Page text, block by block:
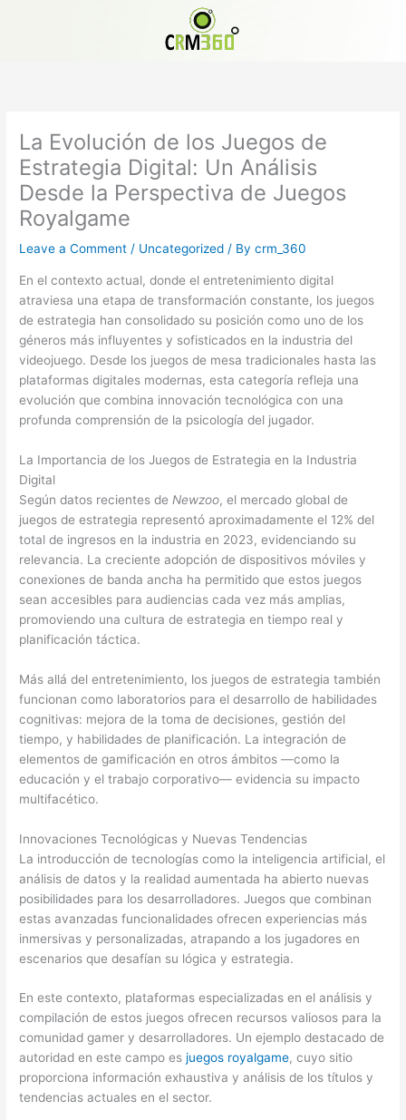
La Evolución de los Juegos de
Estrategia Digital: Un Análisis
Desde la Perspectiva de Juegos
Royalgame
Leave a Comment / Uncategorized / Bycrm_360
En el contexto actual, donde el entretenimiento digital
atraviesa una etapa de transformación constante, los juegos
de estrategia han consolidado su posición como uno de los
géneros más influyentes y sofisticados en la industria del
videojuego. Desde los juegos de mesa tradicionales hasta las
plataformas digitales modernas, esta categoría refleja una
evolución que combina innovación tecnológica con una
profunda comprensión de la psicología del jugador.
La Importancia de los Juegos de Estrategia en la Industria
Digital
Según datos recientes de Newzoo, el mercado global de
juegos de estrategia representó aproximadamente el 12% del
total de ingresos en la industria en 2023, evidenciando su
relevancia. La creciente adopción de dispositivos móviles y
conexiones de banda ancha ha permitido que estos juegos
sean accesibles para audiencias cada vez más amplias,
promoviendo una cultura de estrategia en tiempo real y
planificación táctica.
Más allá del entretenimiento, los juegos de estrategia también
funcionan como laboratorios para el desarrollo de habilidades
cognitivas: mejora de la toma de decisiones, gestión del
tiempo, y habilidades de planificación. La integración de
elementos de gamificación en otros ámbitos —como la
educación y el trabajo corporativo— evidencia su impacto
multifacético.
Innovaciones Tecnológicas y Nuevas Tendencias
La introducción de tecnologías como la inteligencia artificial, el
análisis de datos y la realidad aumentada ha abierto nuevas
posibilidades para los desarrolladores. Juegos que combinan
estas avanzadas funcionalidades ofrecen experiencias más
inmersivas y personalizadas, atrapando a los jugadores en
escenarios que desafían su lógica y estrategia.
En este contexto, plataformas especializadas en el análisis y
compilación de estos juegos ofrecen recursos valiosos para la
comunidad gamer y desarrolladores. Un ejemplo destacado de
autoridad en este campo esjuegos royalgame, cuyo sitio
proporciona información exhaustiva y análisis de los títulos y
tendencias actuales en el sector.